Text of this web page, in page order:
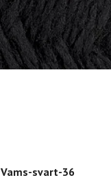
Vams-svart-36